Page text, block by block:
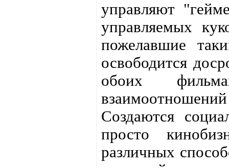
управляют
управляемых
пожелавшие
освободится
обоих
Создаются
просто
различных